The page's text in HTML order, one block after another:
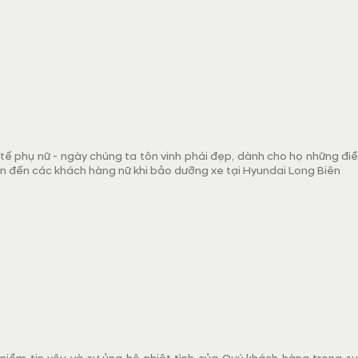
phụ nữ - ngày chúng ta tôn vinh phái đẹp, dành cho họ những
đến các khách hàng nữ khi bảo dưỡng xe tại Hyundai Long Biên